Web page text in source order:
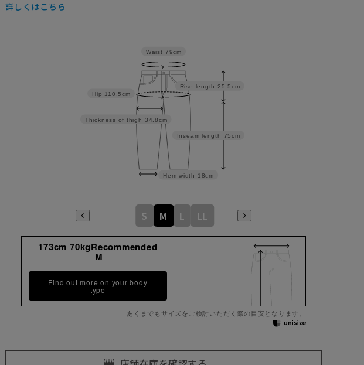
詳しくはこちら
Inseam length 75cm
Rise length 25.5cm
Hem width 18cm
Thickness of thigh 34.8cm
Hip 110.5cm
Waist 79cm
S M L LL
173cm 70kgRecommended
M
Find out more on your body
type
あくまでもサイズをご検討いただく際の目安となります。